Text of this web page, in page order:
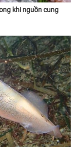
khi nguồn cung